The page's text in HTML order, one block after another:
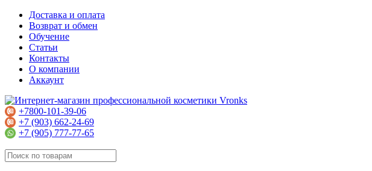
Доставка и оплата
Возврат и обмен
Обучение
Статьи
Контакты
О компании
Аккаунт
+7800-101-39-06
+7 (903) 662-24-69
+7 (905) 777-77-65